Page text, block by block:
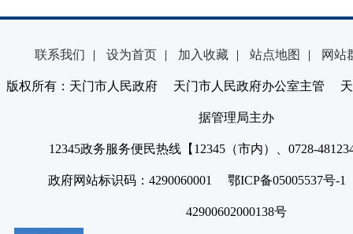
联系我们 | 设为首页 | 加入收藏 | 站点地图 | 网站
版权所有：天门市人民政府 天门市人民政府办公室主管 天
据管理局主办
12345政务服务便民热线【12345（市内）、0728-
政府网站标识码：4290060001 鄂ICP备05005537号
42900602000138号